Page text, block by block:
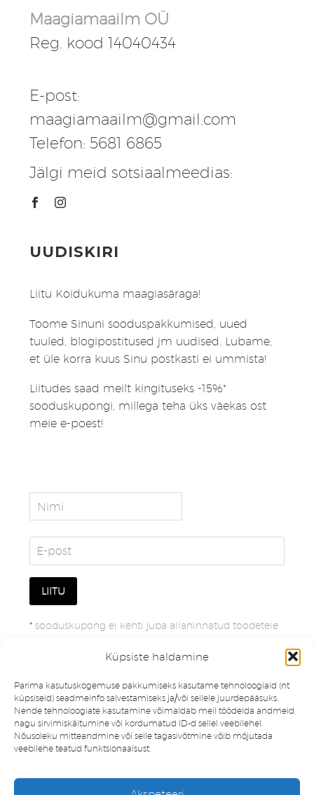
Küpsiste haldamine
Parima kasutuskogemuse pakkumiseks kasutame tehnoloogiaid (nt
küpsiseid) seadmeinfo salvestamiseks ja/või sellele juurdepääsuks.
Nende tehnoloogiate kasutamine võimaldab meil töödelda andmeid,
nagu sirvimiskäitumine või kordumatud ID-d sellel veebilehel.
Nõusoleku mitteandmine või selle tagasivõtmine võib mõjutada
veebilehe teatud funktsionaalsust.
Maagiamaailm OÜ
Reg. kood 14040434
E-post:
maagiamaailm@gmail.com
Telefon: 5681 6865
Jälgi meid sotsiaalmeedias:
UUDISKIRI
Liitu Koidukuma maagiasäraga!
Toome Sinuni sooduspakkumised, uued
tuuled, blogipostitused jm uudised. Lubame,
et üle korra kuus Sinu postkasti ei ummista!
Liitudes saad meilt kingituseks -15%*
sooduskupongi, millega teha üks väekas ost
meie e-poest!
* sooduskupong ei kehti juba allahinnatud toodetele
Müügitingimused Privaatsuspoliitika